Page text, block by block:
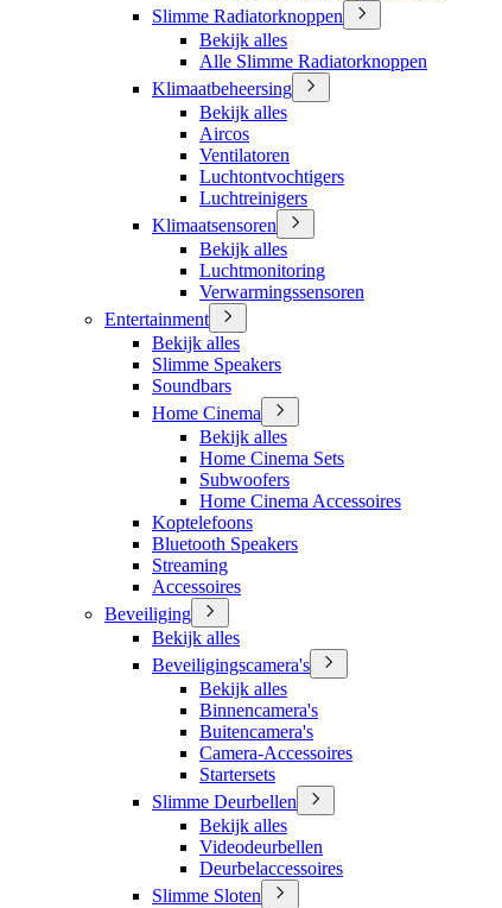
Slimme Radiatorknoppen
Bekijk alles
Alle Slimme Radiatorknoppen
Klimaatbeheersing
Bekijk alles
Aircos
Ventilatoren
Luchtontvochtigers
Luchtreinigers
Klimaatsensoren
Bekijk alles
Luchtmonitoring
Verwarmingssensoren
Entertainment
Bekijk alles
Slimme Speakers
Soundbars
Home Cinema
Bekijk alles
Home Cinema Sets
Subwoofers
Home Cinema Accessoires
Koptelefoons
Bluetooth Speakers
Streaming
Accessoires
Beveiliging
Bekijk alles
Beveiligingscamera's
Bekijk alles
Binnencamera's
Buitencamera's
Camera-Accessoires
Startersets
Slimme Deurbellen
Bekijk alles
Videodeurbellen
Deurbelaccessoires
Slimme Sloten